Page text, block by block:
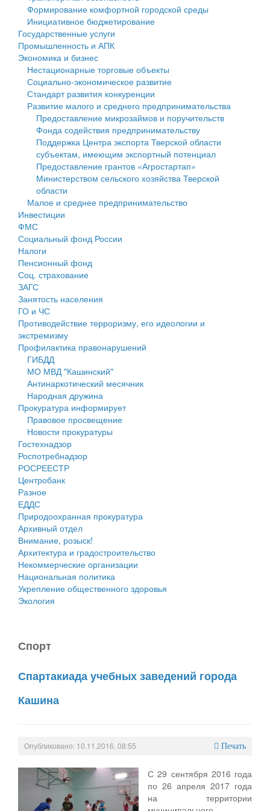
Государственные услуги
Промышленность и АПК
Экономика и бизнес
Символика
Устав
Гостям округа
Туризм
Культура
Образование
Здравоохранение
Социальная защита
Фотоальбом
муниципального округа Тверской области
Администрация Кашинского муниципального округа
Тверской области
Управление сельскими территориями
Открытые данные
Работа с обращениями граждан
Муниципальный контроль
Муниципальные услуги
Проекты административных регламентов
Антимонопольный комплаенс
Противодействие коррупции
Финансовое управление
Бюджет для граждан
Имущество
Выявление правообладателей ранее учтенных
объектов недвижимости
Имущественная поддержка субъектов малого и
среднего предпринимательства
Информационная поддержка субъектов малого и
среднего предпринимательства
Муниципальные программы
Контрольно-счетная палата
Персональные данные
Оценка регулирующего воздействия
Деятельность МУ
Нормативы градостроительного проектирования
Правила землепользования и застройки
Генеральные планы
Проекты планировки территории
Собрание депутатов
Городское поселение
Сельские поселения
Формирование комфортной городской среды
Инициативное бюджетирование
Государственные услуги
Промышленность и АПК
Экономика и бизнес
Нестационарные торговые объекты
Социально-экономическое развитие
Стандарт развития конкуренции
Развитие малого и среднего предпринимательства
Предоставление микрозаймов и поручительств
Фонда содействия предпринимательству
Поддержка Центра экспорта Тверской области
субъектам, имеющим экспортный потенциал
Предоставление грантов «Агростартап»
Министерством сельского хозяйства Тверской
области
Малое и среднее предпринимательство
Инвестиции
ФМС
Социальный фонд России
Налоги
Пенсионный фонд
Соц. страхование
ЗАГС
Занятость населения
ГО и ЧС
Противодействие терроризму, его идеологии и
экстремизму
Профилактика правонарушений
ГИБДД
МО МВД "Кашинский"
Антинаркотический месячник
Народная дружина
Прокуратура информирует
Правовое просвещение
Новости прокуратуры
Гостехнадзор
Роспотребнадзор
РОСРЕЕСТР
Центробанк
Разное
ЕДДС
Природоохранная прокуратура
Архивный отдел
Внимание, розыск!
Архитектура и градостроительство
Некоммерческие организации
Национальная политика
Укрепление общественного здоровья
Экология
Спорт
Спартакиада учебных заведений города
Кашина
Опубликовано: 10.11.2016, 08:55 Печать
С 29 сентября 2016 года
по 26 апреля 2017 года
на территории